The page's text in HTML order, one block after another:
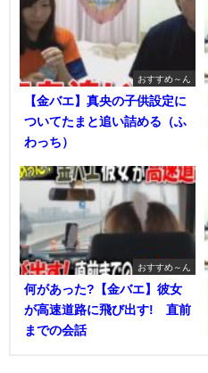
おすすめ～ん
【金バエ】真央の子供設定に
ついてたまと追い詰める（ふ
わっち）
おすすめ～ん
何があった?【金バエ】彼女
が高速道路に飛び出す! 直前
までの会話